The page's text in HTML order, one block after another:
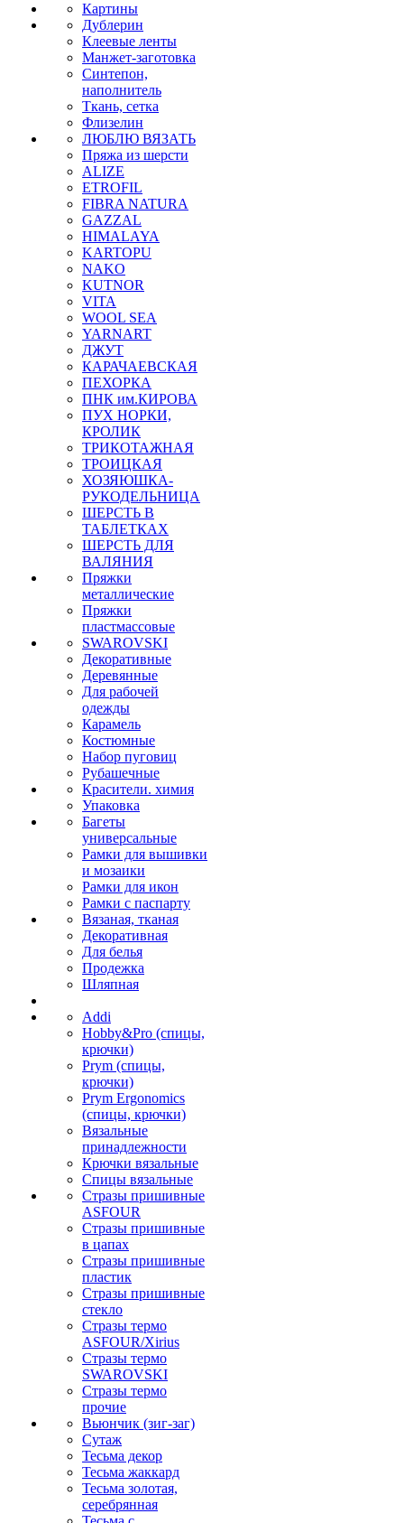
Картины
Дублерин
Клеевые ленты
Манжет-заготовка
Синтепон,
наполнитель
Ткань, сетка
Флизелин
ЛЮБЛЮ ВЯЗАТЬ
Пряжа из шерсти
ALIZE
ETROFIL
FIBRA NATURA
GAZZAL
HIMALAYA
KARTOPU
NAKO
KUTNOR
VITA
WOOL SEA
YARNART
ДЖУТ
КАРАЧАЕВСКАЯ
ПЕХОРКА
ПНК им.КИРОВА
ПУХ НОРКИ,
КРОЛИК
ТРИКОТАЖНАЯ
ТРОИЦКАЯ
ХОЗЯЮШКА-
РУКОДЕЛЬНИЦА
ШЕРСТЬ В
ТАБЛЕТКАХ
ШЕРСТЬ ДЛЯ
ВАЛЯНИЯ
Пряжки
металлические
Пряжки
пластмассовые
SWAROVSKI
Декоративные
Деревянные
Для рабочей
одежды
Карамель
Костюмные
Набор пуговиц
Рубашечные
Красители. химия
Упаковка
Багеты
универсальные
Рамки для вышивки
и мозаики
Рамки для икон
Рамки с паспарту
Вязаная, тканая
Декоративная
Для белья
Продежка
Шляпная
Addi
Hobby&Pro (спицы,
крючки)
Prym (спицы,
крючки)
Prym Ergonomics
(спицы, крючки)
Вязальные
принадлежности
Крючки вязальные
Спицы вязальные
Стразы пришивные
ASFOUR
Стразы пришивные
в цапах
Стразы пришивные
пластик
Стразы пришивные
стекло
Стразы термо
ASFOUR/Xirius
Стразы термо
SWAROVSKI
Стразы термо
прочие
Вьюнчик (зиг-заг)
Сутаж
Тесьма декор
Тесьма жаккард
Тесьма золотая,
серебрянная